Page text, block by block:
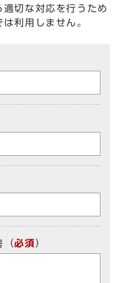
切な対応を行うため
利用しません。
（必須）